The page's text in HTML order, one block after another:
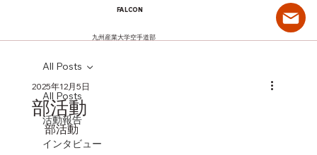
FALCON
九州産業大学空手道部
All Posts
活動報告
インタビュー
All Posts
部活動
2025年12月5日
部活動